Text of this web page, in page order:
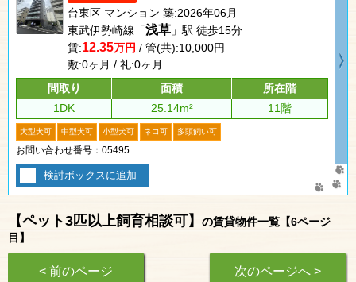
台東区 マンション 築:2026年06月
東武伊勢崎線「浅草 」駅 徒歩15分
賃:12.35万円 / 管(共):10,000円
敷:0ヶ月 / 礼:0ヶ月
間取り
面積
所在階
1DK
25.14m² 11階
大型犬可 中型犬可 小型犬可 ネコ可 多頭飼い可
お問い合わせ番号：05495
検討ボックスに追加
【ペット3匹以上飼育相談可】
の賃貸物件一覧【6ページ
目】
< 前のページ 次のページへ >